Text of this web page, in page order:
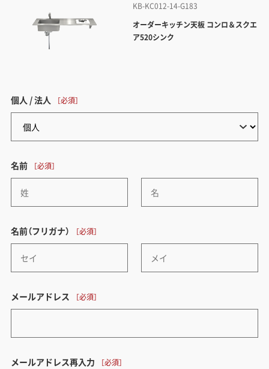
KB-KC012-14-G183
オーダーキッチン天板 コンロ＆スクエ
ア520シンク
個人 / 法人
名前
名前（フリガナ）
メールアドレス
メールアドレス再入力